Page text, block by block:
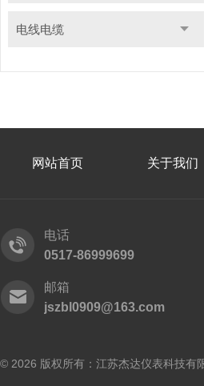
电线电缆
网站首页 关于我们
电话
0517-86999699
邮箱
jszbl0909@163.com
© 2026 版权所有：江苏杰达仪表科技有